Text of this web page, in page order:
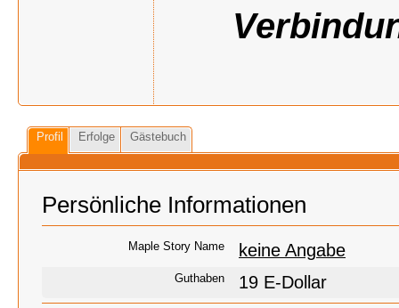
Profil Erfolge Gästebuch
Persönliche Informationen
Maple Story Name keine Angabe
Guthaben 19 E-Dollar